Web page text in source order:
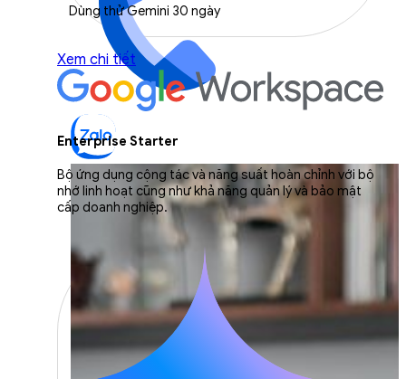
Dùng thử Gemini 30 ngày
Xem chi tiết
Enterprise Starter
Bộ ứng dụng cộng tác và năng suất hoàn chỉnh với bộ
nhớ linh hoạt cũng như khả năng quản lý và bảo mật
cấp doanh nghiệp.